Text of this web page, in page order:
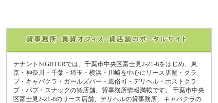
テナントNIGHTERでは、千葉市中央区富士見2-21-8をはじめ、東
京・神奈川・千葉・埼玉・横浜・川崎を中心にリース店舗・クラ
ブ・キャバクラ・ガールズバー・風俗可・デリヘル・ホストクラ
ブ・パブ・スナックの貸店舗、貸事務所情報満載です。 千葉市中央
区富士見2-21-8のリース店舗、デリヘルの貸事務所、キャバクラの